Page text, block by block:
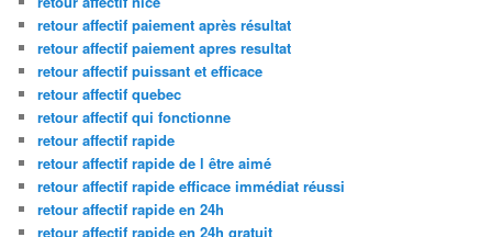
retour affectif paiement après résultat
retour affectif paiement apres resultat
retour affectif puissant et efficace
retour affectif quebec
retour affectif qui fonctionne
retour affectif rapide
retour affectif rapide de l être aimé
retour affectif rapide efficace immédiat réussi
retour affectif rapide en 24h
retour affectif rapide en 24h gratuit